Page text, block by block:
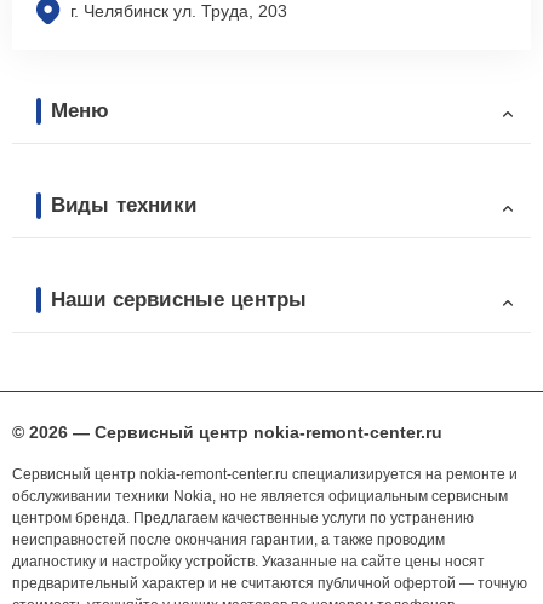
г. Челябинск ул. Труда, 203
Меню
Виды техники
Наши сервисные центры
© 2026 — Сервисный центр nokia-remont-center.ru
Сервисный центр nokia-remont-center.ru специализируется на ремонте и
обслуживании техники Nokia, но не является официальным сервисным
центром бренда. Предлагаем качественные услуги по устранению
неисправностей после окончания гарантии, а также проводим
диагностику и настройку устройств. Указанные на сайте цены носят
предварительный характер и не считаются публичной офертой — точную